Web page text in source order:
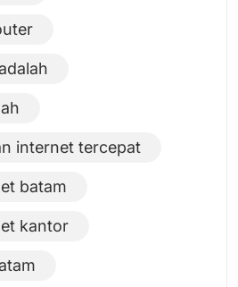
internet tercepat
batam
kantor